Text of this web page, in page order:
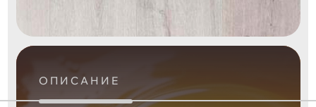
ОПИСАНИЕ